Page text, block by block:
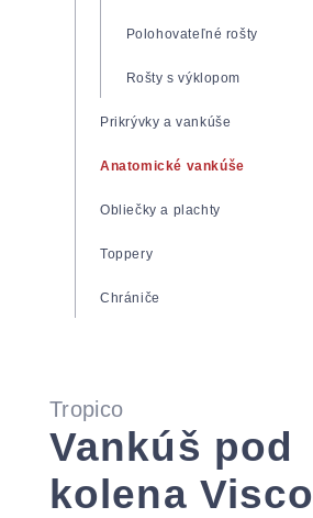
Tropico
Vankúš pod
kolena Visco
Detské matrace
Zdravotné matrace
Matrace Super Fox
Matrace Spirit Superior
Matrace Tropico Guard
Polohovateľné rošty
Rošty s výklopom
Prikrývky a vankúše
Anatomické vankúše
Obliečky a plachty
Toppery
Chrániče